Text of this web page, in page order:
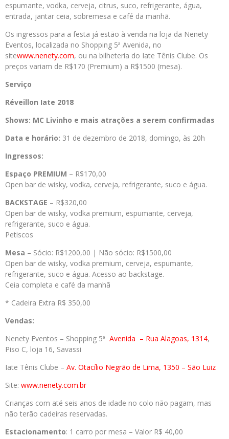
espumante, vodka, cerveja, citrus, suco, refrigerante, água,
entrada, jantar ceia, sobremesa e café da manhã.
Os ingressos para a festa já estão à venda na loja da Nenety
Eventos, localizada no Shopping 5ª Avenida, no
sitewww.nenety.com, ou na bilheteria do Iate Tênis Clube. Os
preços variam de R$170 (Premium) a R$1500 (mesa).
Serviço
Réveillon Iate 2018
Shows: MC Livinho e mais atrações a serem confirmadas
Data e horário: 31 de dezembro de 2018, domingo, às 20h
Ingressos:
Espaço PREMIUM – R$170,00
Open bar de wisky, vodka, cerveja, refrigerante, suco e água.
BACKSTAGE – R$320,00
Open bar de wisky, vodka premium, espumante, cerveja,
refrigerante, suco e água.
Petiscos
Mesa – Sócio: R$1200,00 | Não sócio: R$1500,00
Open bar de wisky, vodka premium, cerveja, espumante,
refrigerante, suco e água. Acesso ao backstage.
Ceia completa e café da manhã
* Cadeira Extra R$ 350,00
Vendas:
Nenety Eventos – Shopping 5ª Avenida – Rua Alagoas, 1314,
Piso C, loja 16, Savassi
Iate Tênis Clube – Av. Otacílio Negrão de Lima, 1350 – São Luiz
Site: www.nenety.com.br
Crianças com até seis anos de idade no colo não pagam, mas
não terão cadeiras reservadas.
Estacionamento: 1 carro por mesa – Valor R$ 40,00